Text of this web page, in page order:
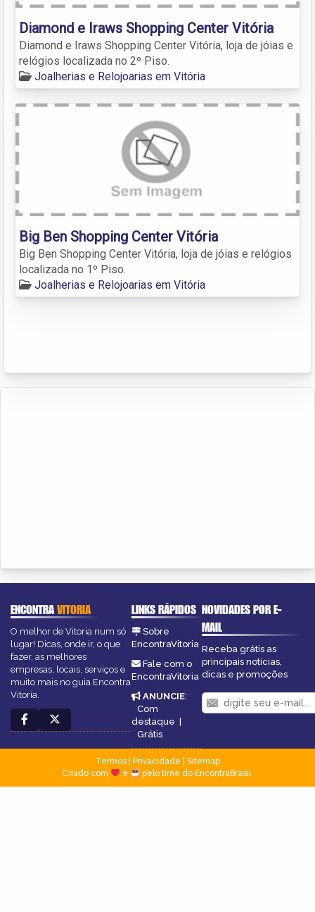
Diamond e Iraws Shopping Center Vitória
Diamond e Iraws Shopping Center Vitória, loja de jóias e
relógios localizada no 2º Piso.
Joalherias e Relojoarias em Vitória
Big Ben Shopping Center Vitória
Big Ben Shopping Center Vitória, loja de jóias e relógios
localizada no 1º Piso.
Joalherias e Relojoarias em Vitória
ENCONTRAVITORIA
O melhor de Vitoria num só
lugar! Dicas, onde ir, o que
fazer, as melhores
empresas, locais, serviços e
muito mais no guia Encontra
Vitoria.
LINKS RÁPIDOS
Sobre
EncontraVitoria
Fale com o
EncontraVitoria
ANUNCIE:
Com
destaque |
Grátis
NOVIDADES POR E-
MAIL
Receba grátis as
principais notícias,
dicas e promoções
Termos| Privacidade
Sitemap
Criado com
e pelo time do EncontraBrasil